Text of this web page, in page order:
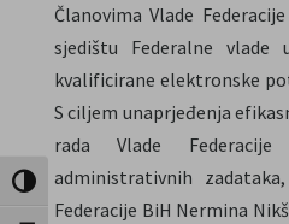
Toggle High Contrast
Članovima Vlade
sjedištu Federalne vlade
kvalificirane elektronske
S ciljem unaprjeđenja
rada Vlade
administrativnih
Federacije BiH Nermina